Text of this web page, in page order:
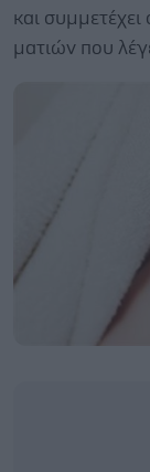
και
ματιών που